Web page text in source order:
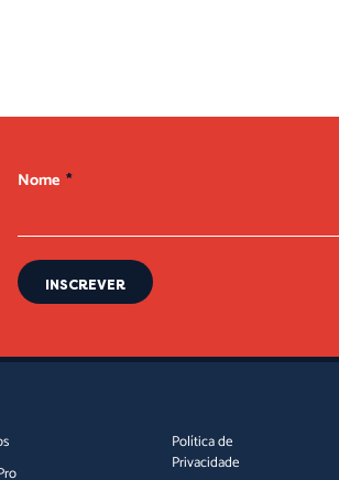
Nome
INSCREVER
Política de
Privacidade